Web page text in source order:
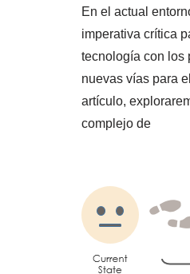
En el actual
imperativa crítica
tecnología con los
nuevas vías para
artículo,
complejo de